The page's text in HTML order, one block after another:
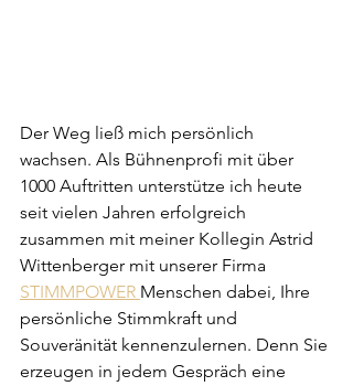
Der Weg ließ mich persönlich
wachsen. Als Bühnenprofi mit über
1000 Auftritten unterstütze ich heute
seit vielen Jahren erfolgreich
zusammen mit meiner Kollegin Astrid
Wittenberger mit unserer Firma
STIMMPOWER Menschen dabei, Ihre
persönliche Stimmkraft und
Souveränität kennenzulernen. Denn Sie
erzeugen in jedem Gespräch eine